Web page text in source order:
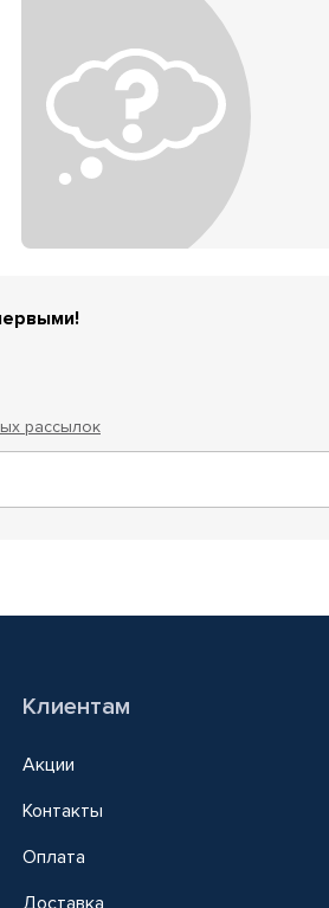
рассылок
Клиентам
Акции
Контакты
Оплата
Доставка